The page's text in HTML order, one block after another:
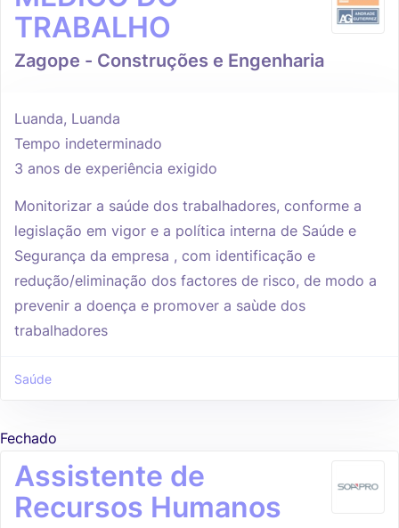
TRABALHO
Zagope - Construções e Engenharia
Luanda, Luanda
Tempo indeterminado
3 anos de experiência exigido
Monitorizar a saúde dos trabalhadores, conforme a
legislação em vigor e a política interna de Saúde e
Segurança da empresa , com identificação e
redução/eliminação dos factores de risco, de modo a
prevenir a doença e promover a saùde dos
trabalhadores
Saúde
Fechado
Assistente de
Recursos Humanos